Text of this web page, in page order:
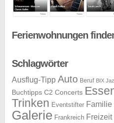
Ferienwohnungen
Schlagwörter
Ausflug-Tipp Auto Beruf BIX
Buchtipps C2 Concerts
Trinken Eventstifter Familie
Galerie Frankreich Freizeit